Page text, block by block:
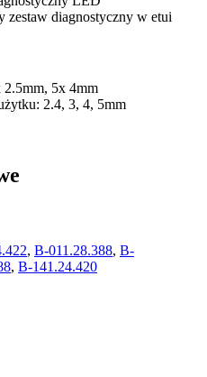
zestaw diagnostyczny w etui
5x 4mm
2.4, 3, 4, 5mm
, B-011.28.388, B-
, B-141.24.420